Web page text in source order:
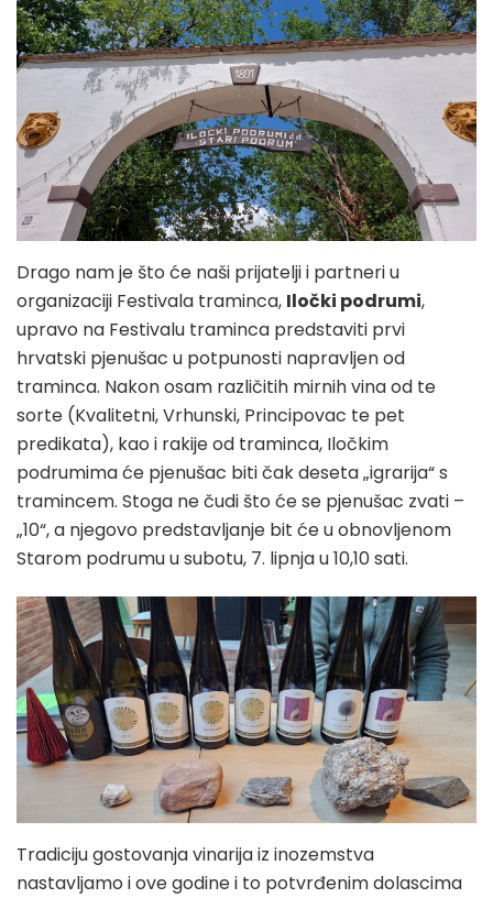
Drago nam je što će naši prijatelji i partneri u
organizaciji Festivala traminca, Iločki podrumi,
upravo na Festivalu traminca predstaviti prvi
hrvatski pjenušac u potpunosti napravljen od
traminca. Nakon osam različitih mirnih vina od te
sorte (Kvalitetni, Vrhunski, Principovac te pet
predikata), kao i rakije od traminca, Iločkim
podrumima će pjenušac biti čak deseta „igrarija“ s
tramincem. Stoga ne čudi što će se pjenušac zvati –
„10“, a njegovo predstavljanje bit će u obnovljenom
Starom podrumu u subotu, 7. lipnja u 10,10 sati.
Tradiciju gostovanja vinarija iz inozemstva
nastavljamo i ove godine i to potvrđenim dolascima